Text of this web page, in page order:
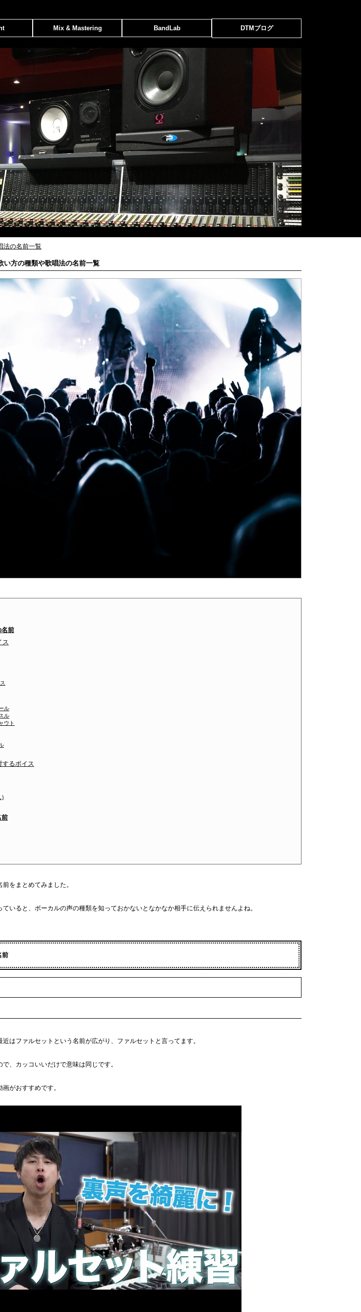
Mix & Mastering BandLab DTMブログ
法の名前一覧
い方の種類や歌唱法の名前一覧
名前
ス
ル
ル
ウト
するボイス
)
前
をまとめてみました。
いると、ボーカルの声の種類を知っておかないとなかなか相手に伝えられませんよね。
前
はファルセットという名前が広がり、ファルセットと言ってます。
、カッコいいだけで意味は同じです。
がおすすめです。